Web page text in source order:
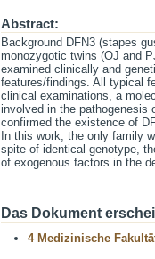
Abstract:
Background DFN3 (stapes
monozygotic twins (OJ and
examined clinically and
features/findings. All typical
clinical examinations, a
involved in the pathogenesis
confirmed the existence of
In this work, the only family
spite of identical genotype,
of exogenous factors in the
Das Dokument
4 Medizinische